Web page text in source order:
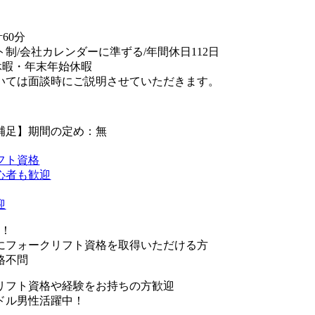
分
制/会社カレンダーに準ずる/年間休日112日
・年末年始休暇
は面談時にご説明させていただきます。
足】期間の定め：無
ト資格
者も歓迎
ォークリフト資格を取得いただける方
不問
ト資格や経験をお持ちの方歓迎
男性活躍中！